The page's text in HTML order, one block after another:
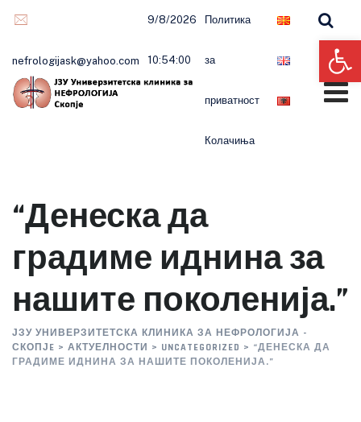
nefrologijask@yahoo.com
9/8/2026
10:54:01
Политика
за
приватност
Колачиња
“Денеска да
градиме иднина за
нашите поколенија.”
ЈЗУ УНИВЕРЗИТЕТСКА КЛИНИКА ЗА НЕФРОЛОГИЈА -
СКОПЈE > АКТУЕЛНОСТИ > UNCATEGORIZED > “ДЕНЕСКА ДА
ГРАДИМЕ ИДНИНА ЗА НАШИТЕ ПОКОЛЕНИЈА.”